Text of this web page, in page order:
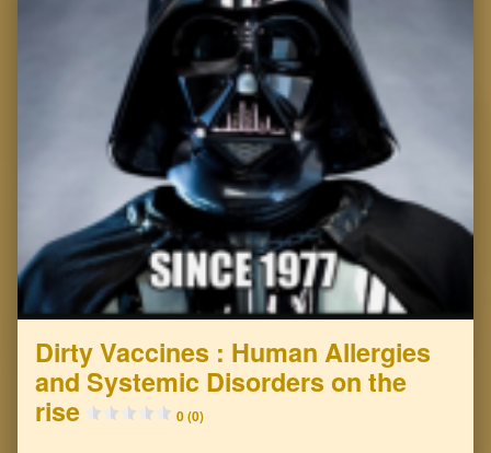
Dirty Vaccines : Human Allergies
and Systemic Disorders on the
rise
0 (0)